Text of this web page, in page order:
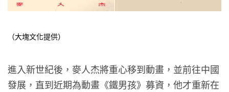
（大塊文化提供）
進入新世紀後，麥人杰將重心移到動畫，並前往中國
發展，直到近期為動畫《鐵男孩》募資，他才重新在